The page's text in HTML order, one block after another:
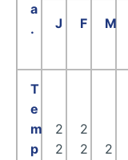
a
.
J F M
T
e
m
p
2
2
2
2
2